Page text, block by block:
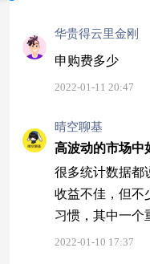
华贵得云里金刚
申购费多少
2022-01-11 20:47
晴空聊基
高波动的市场中
很多统计数据都
收益不佳，但不
习惯，其中一个
情特征。 通过A
2022-01-10 17:37